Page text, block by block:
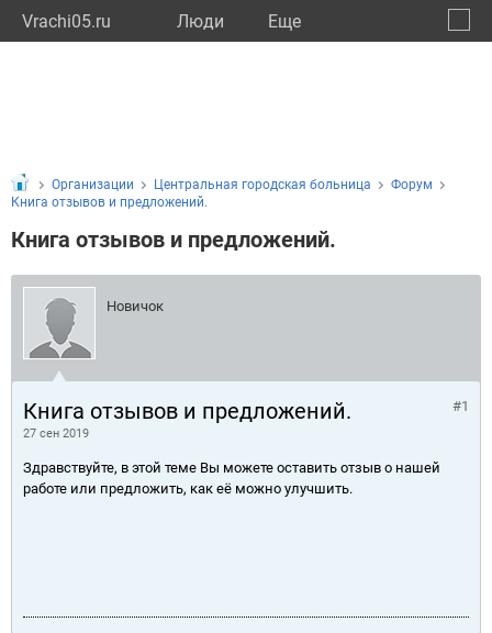
Vrachi05.ru Люди Eще
Организации Центральная городская больница
Форум
Книга отзывов и предложений.
Книга отзывов и предложений.
Новичок
Книга отзывов и предложений.
27 сен 2019
#1
Здравствуйте, в этой теме Вы можете оставить отзыв о нашей
работе или предложить, как её можно улучшить.